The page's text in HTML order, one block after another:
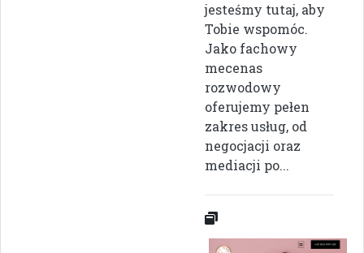
jesteśmy tutaj, aby
Tobie wspomóc.
Jako fachowy
mecenas
rozwodowy
oferujemy pełen
zakres usług, od
negocjacji oraz
mediacji po...